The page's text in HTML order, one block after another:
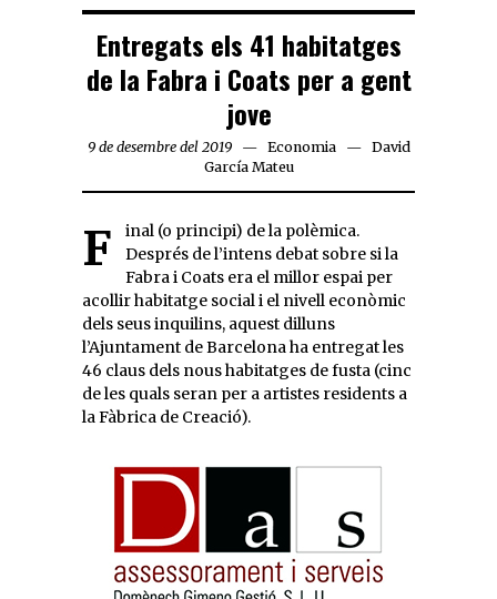
Entregats els 41 habitatges
de la Fabra i Coats per a gent
jove
9 de desembre del 2019 Economia
David
García Mateu
Final (o principi) de la polèmica.
Després de l’intens debat sobre si la
Fabra i Coats era el millor espai per
acollir habitatge social i el nivell econòmic
dels seus inquilins, aquest dilluns
l’Ajuntament de Barcelona ha entregat les
46 claus dels nous habitatges de fusta (cinc
de les quals seran per a artistes residents a
la Fàbrica de Creació).